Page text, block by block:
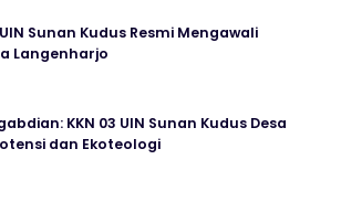
Sunan Kudus Resmi Mengawali
Langenharjo
KKN 03 UIN Sunan Kudus Desa
dan Ekoteologi